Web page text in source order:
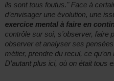
ils sont tous foutus." Face à
d’envisager une évolution, une
exercice mental à faire en
contrôle sur soi, s’observer, faire
observer et analyser ses
métier, prendre du recul, ce
D’autant plus ici, où on était tous